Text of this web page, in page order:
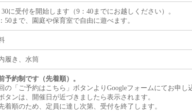
30に受付を開始します（9：40までにお越しください）。
50まで、園庭や保育室で自由に遊べます。
履き、水筒
予約制です（先着順）。
の「ご予約はこちら」ボタンよりGoogleフォームにてお申し
タンは、開催日が近づきましたら表示されます。
着順のため、定員に達し次第、受付を終了します。